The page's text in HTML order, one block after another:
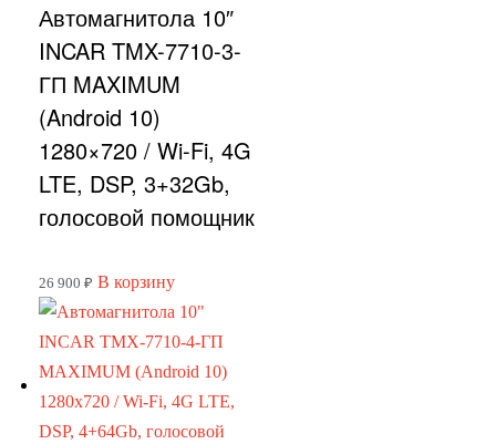
Автомагнитола 10″
INCAR TMX-7710-3-
ГП MAXIMUM
(Android 10)
1280×720 / Wi-Fi, 4G
LTE, DSP, 3+32Gb,
голосовой помощник
26 900 ₽ В корзину